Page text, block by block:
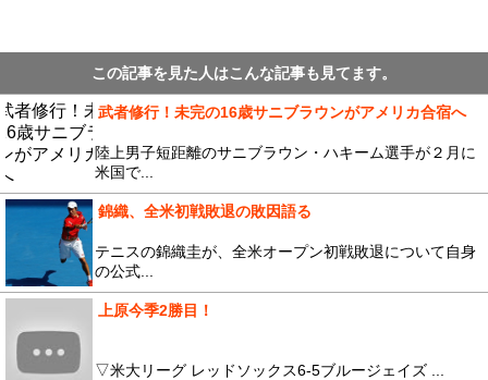
この記事を見た人はこんな記事も見てます。
武者修行！未完の16歳サニブラウンがアメリカ合宿へ
陸上男子短距離のサニブラウン・ハキーム選手が２月に
米国で...
錦織、全米初戦敗退の敗因語る
テニスの錦織圭が、全米オープン初戦敗退について自身
の公式...
上原今季2勝目！
▽米大リーグ レッドソックス6-5ブルージェイズ ...